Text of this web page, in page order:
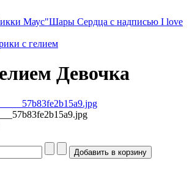
Маус"Шары Сердца с надписью I love
с гелием
Девочка